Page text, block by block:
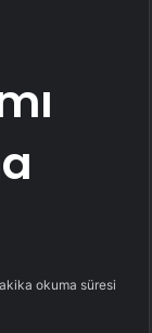
okuma süresi